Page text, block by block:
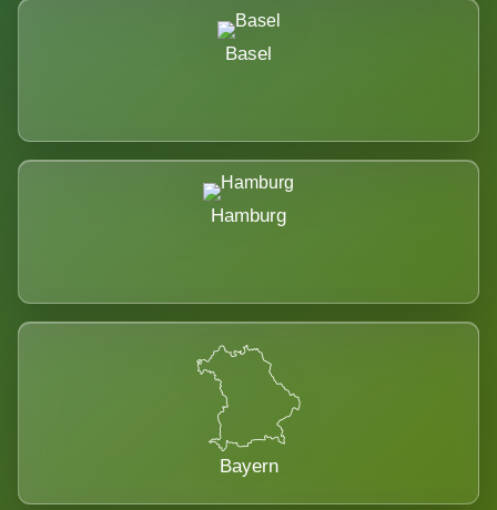
Basel
Hamburg
Bayern